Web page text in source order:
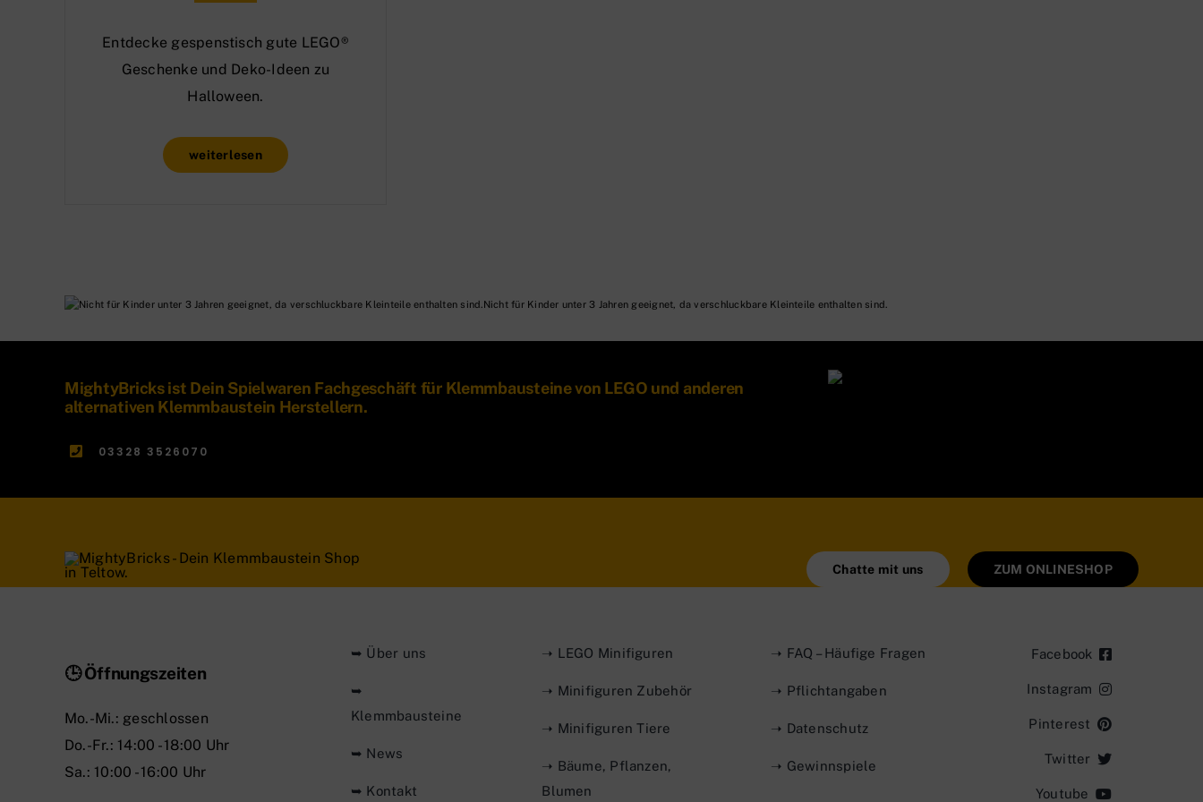
Entdecke gespenstisch gute LEGO®
Geschenke und Deko-Ideen zu
Halloween.
weiterlesen
Nicht für Kinder unter 3 Jahren geeignet, da verschluckbare Kleinteile enthalten sind.
MightyBricks ist Dein Spielwaren Fachgeschäft für Klemmbausteine von LEGO und anderen
alternativen Klemmbaustein Herstellern.
03328 3526070
Chatte mit uns ZUM ONLINESHOP
🕒 Öffnungszeiten
Mo.-Mi.: geschlossen
Do.-Fr.: 14:00 - 18:00 Uhr
Sa.: 10:00 - 16:00 Uhr
➥ Über uns
➥
Klemmbausteine
➥ News
➥ Kontakt
➝ LEGO Minifiguren
➝ Minifiguren Zubehör
➝ Minifiguren Tiere
➝ Bäume, Pflanzen,
Blumen
➝ FAQ – Häufige Fragen
➝ Pflichtangaben
➝ Datenschutz
➝ Gewinnspiele
Facebook
Instagram
Pinterest
Twitter
Youtube